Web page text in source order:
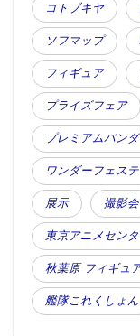
コトブキヤ
ソフマップ
フィギュア
プライズフェア
プレミアムバン
ワンダーフェス
展示 撮影会
東京アニメセン
秋葉原 フィギュ
艦隊これくしょん